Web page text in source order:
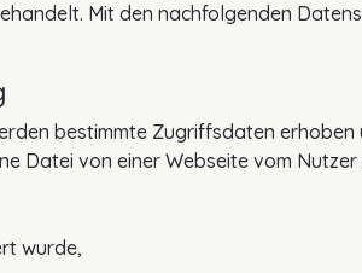
Mit den nachfolgenden
bestimmte Zugriffsdaten
Datei von einer Webseite vom
wurde,